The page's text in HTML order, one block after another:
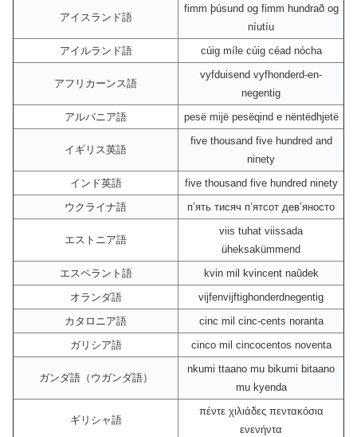
アイスランド語
fimm þúsund og fimm hundrað og
níutíu
アイルランド語
cúig míle cúig céad nócha
アフリカーンス語
vyfduisend vyfhonderd-en-
negentig
アルバニア語
pesë mijë pesëqind e nëntëdhjetë
イギリス英語
five thousand five hundred and
ninety
インド英語
five thousand five hundred ninety
ウクライナ語
пʼять тисяч пʼятсот девʼяносто
エストニア語
viis tuhat viissada
üheksakümmend
エスペラント語
kvin mil kvincent naŭdek
オランダ語
vijfenvijftighonderdnegentig
カタロニア語
cinc mil cinc-cents noranta
ガリシア語
cinco mil cincocentos noventa
ガンダ語（ウガンダ語）
nkumi ttaano mu bikumi bitaano
mu kyenda
ギリシャ語
πέντε χιλιάδες πεντακόσια
ενενήντα